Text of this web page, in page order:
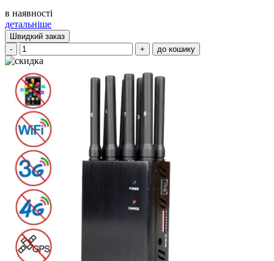
в наявності
детальніше
Швидкий заказ
-
+ до кошику